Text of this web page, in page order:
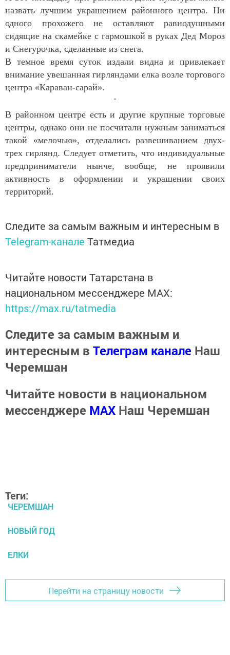
назвать лучшим украшением районного центра. Ни
одного прохожего не оставляют равнодушными
сидящие на скамейке с гармошкой в руках Дед Мороз
и Снегурочка, сделанные из снега.
В темное время суток издали видна и привлекает
внимание увешанная гирляндами елка возле торгового
центра «Караван-сарай».
В районном центре есть и другие крупные торговые
центры, однако они не посчитали нужным заниматься
такой «мелочью», отделались развешиванием двух-
трех гирлянд. Следует отметить, что индивидуальные
предприниматели нынче, вообще, не проявили
активность в оформлении и украшении своих
территорий.
Следите за самым важным и интересным в
Telegram-канале Татмедиа
Читайте новости Татарстана в
национальном мессенджере MАХ:
https://max.ru/tatmedia
Следите за самым важным и
интересным в Телеграм канале Наш
Черемшан
Читайте новости в национальном
мессенджере MАХ Наш Черемшан
Теги:
ЧЕРЕМШАН
НОВЫЙ ГОД
ЕЛКИ
Перейти на страницу новости